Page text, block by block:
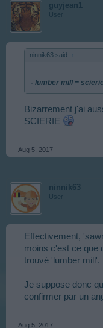
guyjean1
User
ninnik63 said:
- lumber mill =
Bizarrement j'ai
SCIERIE
Aug 5, 2017
ninnik63
User
Effectivement,
moins c'est ce que
trouvé 'lumber mill'.
Je suppose donc
confirmer par un
Aug 5, 2017